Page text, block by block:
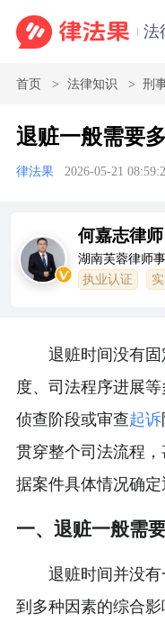
法
首页 法律知识 刑
退赃一般需要
律法果 2026-05-21
何嘉志律师
湖南芙蓉律师
执业认证
退赃时间没有
度、司法程序进展
侦查阶段或审查起诉
贯穿整个司法流程
据案件具体情况确定
一、退赃一般需
退赃时间并没
到多种因素的综合影